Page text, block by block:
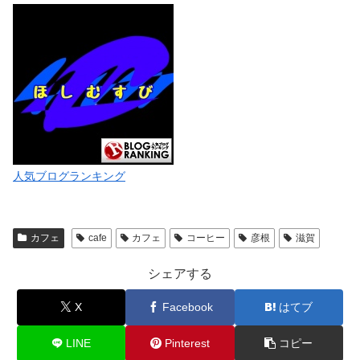
人気ブログランキング
カフェ cafe カフェ コーヒー 彦根 滋賀
シェアする
X Facebook はてブ
LINE Pinterest コピー